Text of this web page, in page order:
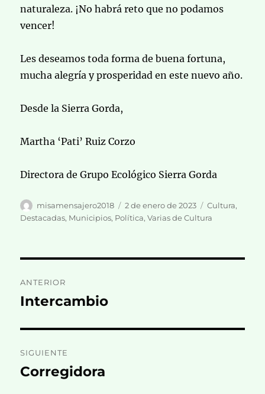
naturaleza. ¡No habrá reto que no podamos
vencer!
Les deseamos toda forma de buena fortuna,
mucha alegría y prosperidad en este nuevo año.
Desde la Sierra Gorda,
Martha ‘Pati’ Ruiz Corzo
Directora de Grupo Ecológico Sierra Gorda
Autor
misamensajero2018
Publicado
el
2 de enero de 2023 Categorías
Cultura,
Destacadas, Municipios, Política,Varias de Cultura
de
ANTERIOR
Entrada
Intercambio
SIGUIENTE
Entrada
Corregidora